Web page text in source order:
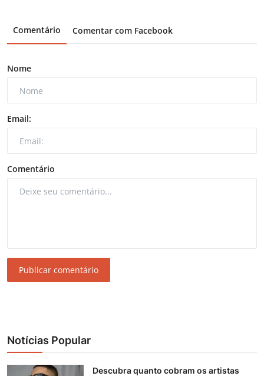
Comentário Comentar com Facebook
Nome
Email:
Comentário
Publicar comentário
Notícias Popular
Descubra quanto cobram os artistas